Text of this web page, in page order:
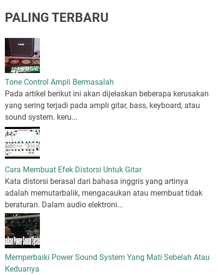
PALING TERBARU
Tone Control Ampli Bermasalah
Pada artikel berikut ini akan dijelaskan beberapa kerusakan
yang sering terjadi pada ampli gitar, bass, keyboard, atau
sound system. keru...
Cara Membuat Efek Distorsi Untuk Gitar
Kata distorsi berasal dari bahasa inggris yang artinya
adalah memutarbalik, mengacaukan atau membuat tidak
beraturan. Dalam audio elektroni...
Memperbaiki Power Sound System Yang Mati Sebelah Atau
Keduanya